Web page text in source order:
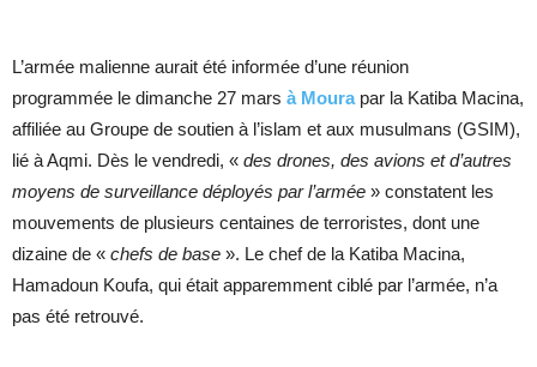
L’armée malienne aurait été informée d’une réunion
programmée le dimanche 27 mars à Mourapar la Katiba Macina,
affiliée au Groupe de soutien à l’islam et aux musulmans (GSIM),
lié à Aqmi. Dès le vendredi, « des drones, des avions et d’autres
moyens de surveillance déployés par l’armée » constatent les
mouvements de plusieurs centaines de terroristes, dont une
dizaine de « chefs de base ». Le chef de la Katiba Macina,
Hamadoun Koufa, qui était apparemment ciblé par l’armée, n’a
pas été retrouvé.